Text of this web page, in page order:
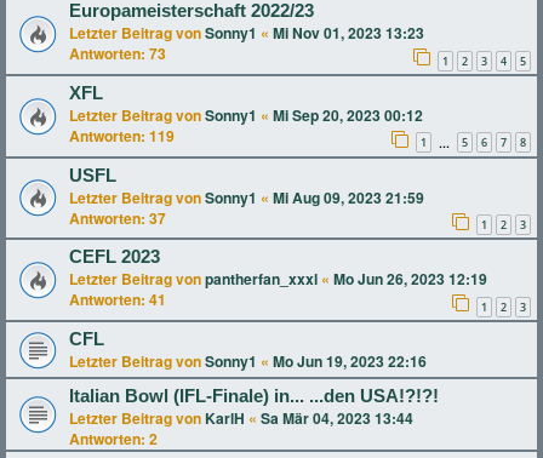
Europameisterschaft 2022/23
Letzter Beitrag vonSonny1 « Mi Nov 01, 2023 13:23
Antworten: 73 1 2 3 4 5
XFL
Letzter Beitrag vonSonny1 « Mi Sep 20, 2023 00:12
Antworten: 119 1 … 5 6 7 8
USFL
Letzter Beitrag vonSonny1 « Mi Aug 09, 2023 21:59
Antworten: 37 1 2 3
CEFL 2023
Letzter Beitrag vonpantherfan_xxxl « Mo Jun 26, 2023 12:19
Antworten: 41 1 2 3
CFL
Letzter Beitrag vonSonny1 « Mo Jun 19, 2023 22:16
Italian Bowl (IFL-Finale) in... ...den USA!?!?!
Letzter Beitrag von KarlH « Sa Mär 04, 2023 13:44
Antworten: 2